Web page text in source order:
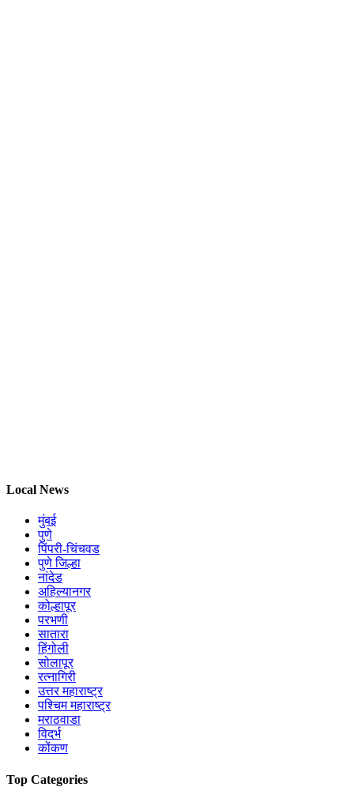
Local News
मुंबई
पुणे
पिंपरी-चिंचवड
पुणे जिल्हा
नांदेड
अहिल्यानगर
कोल्हापूर
परभणी
सातारा
हिंगोली
सोलापूर
रत्नागिरी
उत्तर महाराष्ट्र
पश्चिम महाराष्ट्र
मराठवाडा
विदर्भ
कोंकण
Top Categories